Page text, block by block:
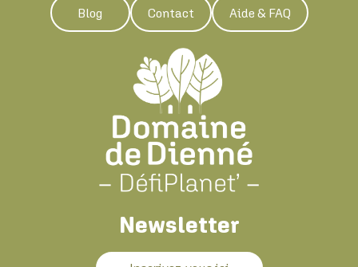
Blog Contact Aide & FAQ
Newsletter